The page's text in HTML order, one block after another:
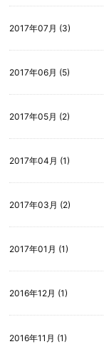
2017年07月 (3)
2017年06月 (5)
2017年05月 (2)
2017年04月 (1)
2017年03月 (2)
2017年01月 (1)
2016年12月 (1)
2016年11月 (1)